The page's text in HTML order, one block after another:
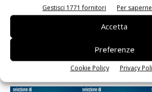
Gestisci 1771 fornitori Per
Accetta
Preferenze
Cookie Policy Privacy
Selezione di elettronica